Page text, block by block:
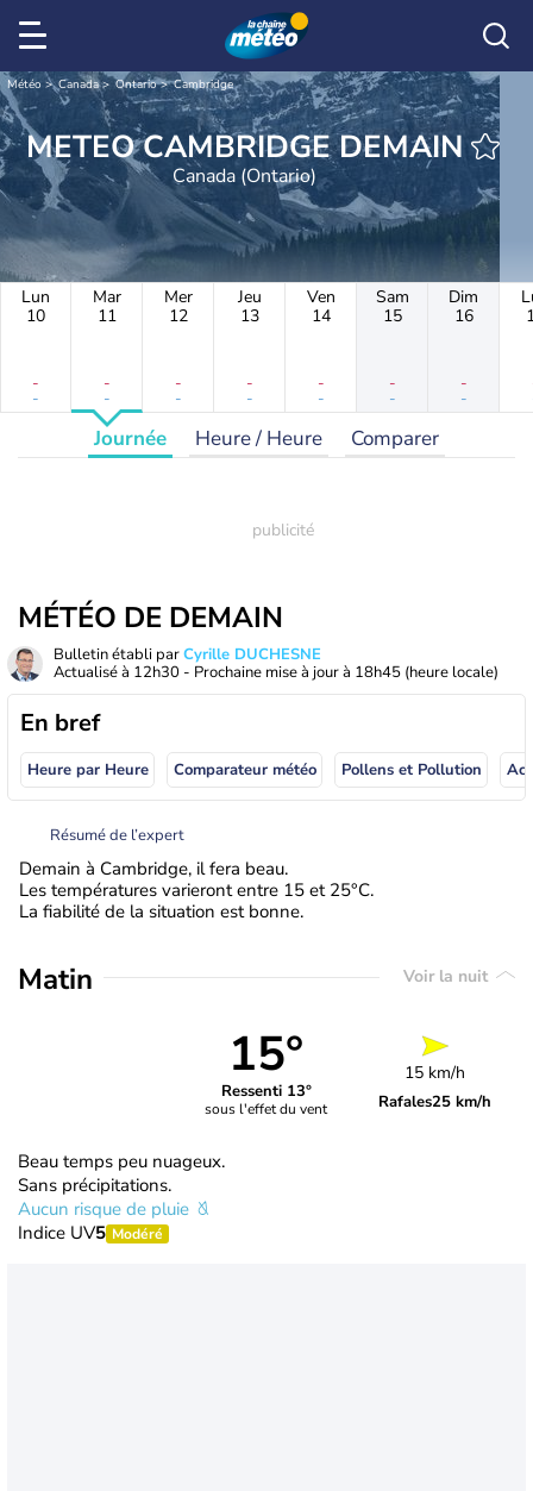
Météo Canada Ontario Cambridge
METEO CAMBRIDGE DEMAIN
Canada (Ontario)
Lun
10
-
-
Mar
11
-
-
Mer
12
-
-
Jeu
13
-
-
Ven
14
-
-
Sam
15
-
-
Dim
16
-
-
Journée Heure / Heure Comparer
MÉTÉO DE DEMAIN
Bulletin établi parCyrille DUCHESNE
Actualisé à 12h30 - Prochaine mise à jour à 18h45 (heure locale)
En bref
Heure par Heure Comparateur météo Pollens et Pollution
Résumé de l’expert
Demain à Cambridge, il fera beau.
Les températures varieront entre 15 et 25°C.
La fiabilité de la situation est bonne.
Matin Voir la nuit
15°
Ressenti 13°
sous l'effet du vent
15 km/h
Rafales25 km/h
Beau temps peu nuageux.
Sans précipitations.
Aucun risque de pluie
Indice UV5 Modéré